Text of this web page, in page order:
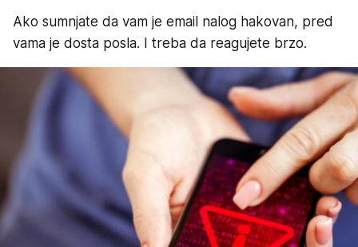
Ako sumnjate da vam je email nalog hakovan, pred
vama je dosta posla. I treba da reagujete brzo.